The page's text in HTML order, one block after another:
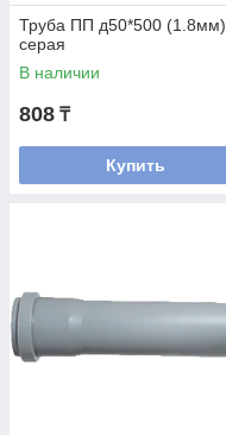
Труба ПП д50*500 (1.8мм)
серая
В наличии
808 ₸
Купить